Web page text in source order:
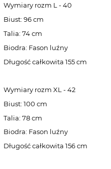
Wymiary rozm L - 40
Biust: 96 cm
Talia: 74 cm
Biodra: Fason luźny
Długość całkowita 155 cm
Wymiary rozm XL - 42
Biust: 100 cm
Talia: 78 cm
Biodra: Fason luźny
Długość całkowita 156 cm